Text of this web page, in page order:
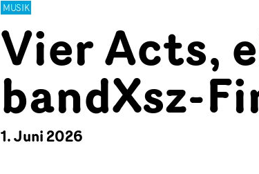
MUSIK
Vier Acts,
bandXsz-
1. Juni 2026